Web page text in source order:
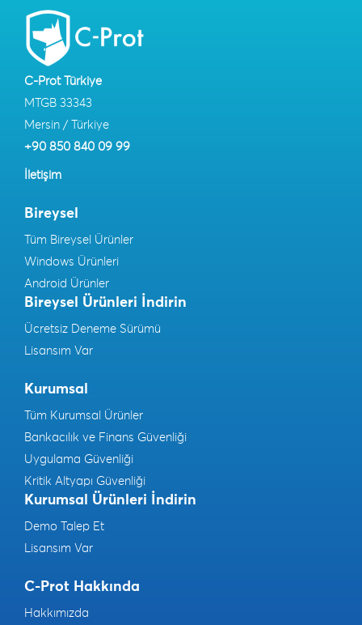
C-Prot Türkiye
MTGB 33343
Mersin / Türkiye
+90 850 840 09 99
İletişim
Bireysel
Tüm Bireysel Ürünler
Windows Ürünleri
Android Ürünler
Bireysel Ürünleri İndirin
Ücretsiz Deneme Sürümü
Lisansım Var
Kurumsal
Tüm Kurumsal Ürünler
Bankacılık ve Finans Güvenliği
Uygulama Güvenliği
Kritik Altyapı Güvenliği
Kurumsal Ürünleri İndirin
Demo Talep Et
Lisansım Var
C-Prot Hakkında
Hakkımızda